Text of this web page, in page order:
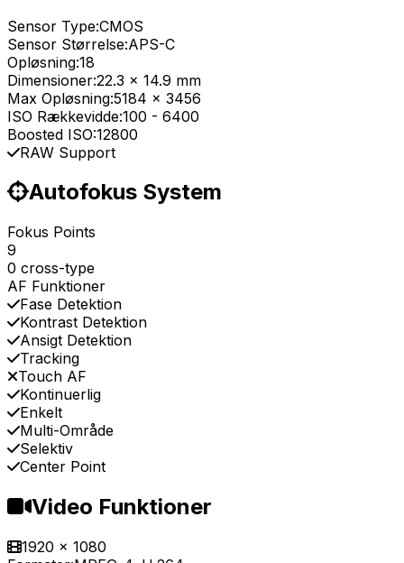
Sensor Type:CMOS
Sensor Størrelse:APS-C
Opløsning:18
Dimensioner:22.3 x 14.9 mm
Max Opløsning:5184 x 3456
ISO Rækkevidde:100 - 6400
Boosted ISO:12800
RAW Support
Autofokus System
Fokus Points
9
0 cross-type
AF Funktioner
Fase Detektion
Kontrast Detektion
Ansigt Detektion
Tracking
Touch AF
Kontinuerlig
Enkelt
Multi-Område
Selektiv
Center Point
Video Funktioner
1920 x 1080